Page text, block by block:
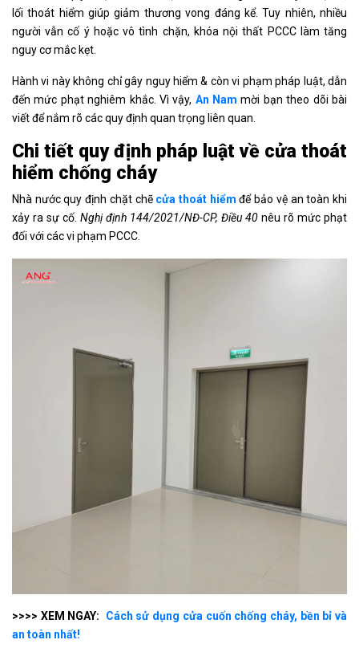
lối thoát hiểm giúp giảm thương vong đáng kể. Tuy nhiên, nhiều
người vẫn cố ý hoặc vô tình chặn, khóa nội thất PCCC làm tăng
nguy cơ mắc kẹt.
Hành vi này không chỉ gây nguy hiểm & còn vi phạm pháp luật, dẫn
đến mức phạt nghiêm khắc. Vì vậy, An Nam mời bạn theo dõi bài
viết để nắm rõ các quy định quan trọng liên quan.
Chi tiết quy định pháp luật về cửa thoát
hiểm chống cháy
Nhà nước quy định chặt chẽ cửa thoát hiểm để bảo vệ an toàn khi
xảy ra sự cố. Nghị định 144/2021/NĐ-CP, Điều 40 nêu rõ mức phạt
đối với các vi phạm PCCC.
>>>> XEM NGAY: Cách sử dụng cửa cuốn chống cháy, bền bỉ và
an toàn nhất!